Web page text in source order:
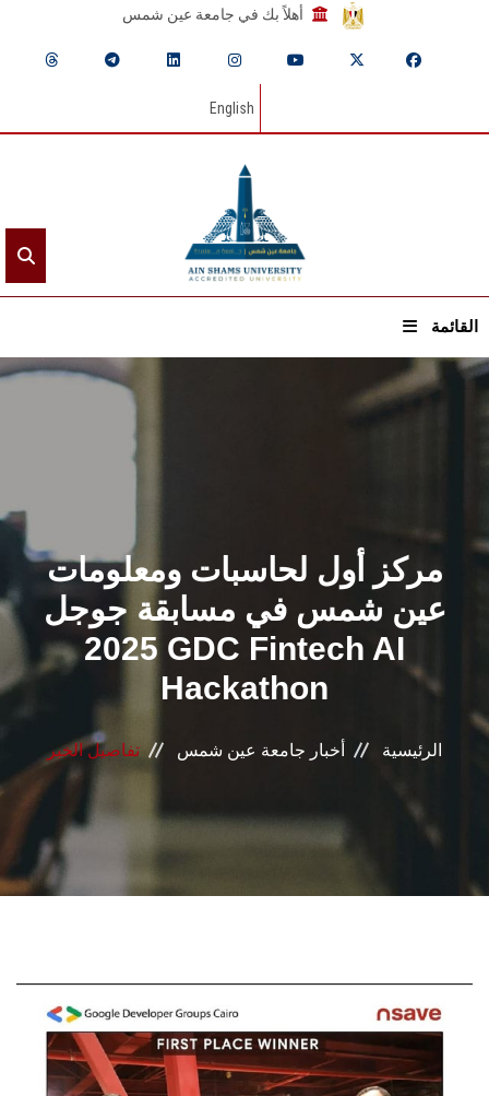
أهلاً بك في جامعة عين شمس
English
القائمة
القطاعـات
الشئون الأكاديمية
البحث العلمي
الرعاية الصحية
المراكز والوحدات
الأنظمة الذكية
الإعلام
الطلاب
هيئة التدريس
مركز أول لحاسبات ومعلومات
عين شمس في مسابقة جوجل
2025 GDC Fintech AI
Hackathon
الرئيسية أخبار جامعة عين شمس تفاصيل الخبر